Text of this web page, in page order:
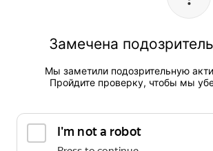
Замечена
Мы заметили подозрительную
Пройдите проверку, чтобы мы